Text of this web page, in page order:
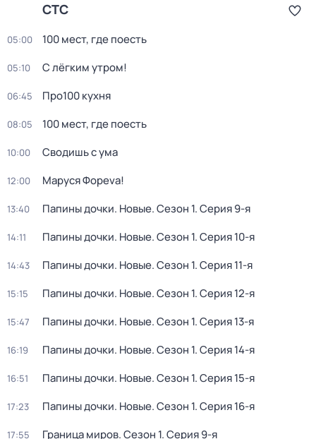
СТС
05:00 100 мест, где поесть
05:10 С лёгким утром!
06:45 Про100 кухня
08:05 100 мест, где поесть
10:00 Сводишь с ума
12:00 Маруся Фореva!
13:40 Папины дочки. Новые. Сезон 1. Серия 9-я
14:11 Папины дочки. Новые. Сезон 1. Серия 10-я
14:43 Папины дочки. Новые. Сезон 1. Серия 11-я
15:15 Папины дочки. Новые. Сезон 1. Серия 12-я
15:47 Папины дочки. Новые. Сезон 1. Серия 13-я
16:19 Папины дочки. Новые. Сезон 1. Серия 14-я
16:51 Папины дочки. Новые. Сезон 1. Серия 15-я
17:23 Папины дочки. Новые. Сезон 1. Серия 16-я
17:55 Граница миров. Сезон 1. Серия 9-я